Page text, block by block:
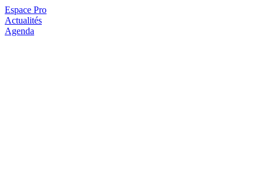
Espace Pro
Actualités
Agenda